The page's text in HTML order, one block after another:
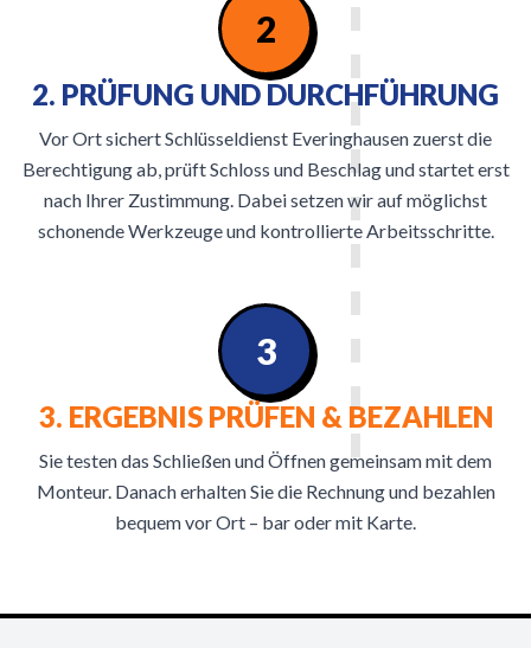
2
2. PRÜFUNG UND DURCHFÜHRUNG
Vor Ort sichert Schlüsseldienst Everinghausen zuerst die
Berechtigung ab, prüft Schloss und Beschlag und startet erst
nach Ihrer Zustimmung. Dabei setzen wir auf möglichst
schonende Werkzeuge und kontrollierte Arbeitsschritte.
3. ERGEBNIS PRÜFEN & BEZAHLEN
Sie testen das Schließen und Öffnen gemeinsam mit dem
Monteur. Danach erhalten Sie die Rechnung und bezahlen
bequem vor Ort – bar oder mit Karte.
3